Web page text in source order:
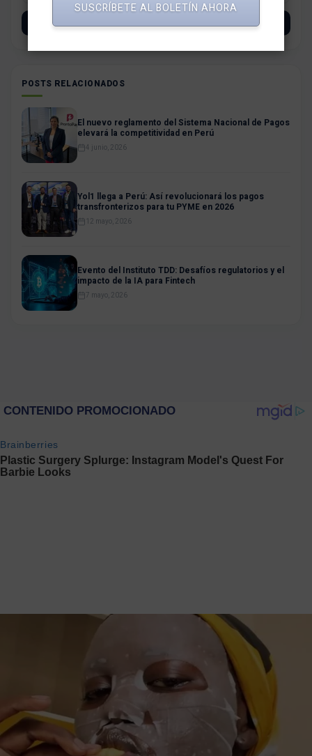
POSTS RELACIONADOS
El nuevo reglamento del Sistema Nacional de Pagos
elevará la competitividad en Perú
4 junio, 2026
Yol1 llega a Perú: Así revolucionará los pagos
transfronterizos para tu PYME en 2026
12 mayo, 2026
Evento del Instituto TDD: Desafíos regulatorios y el
impacto de la IA para Fintech
7 mayo, 2026
SUSCRÍBETE AL BOLETÍN AHORA